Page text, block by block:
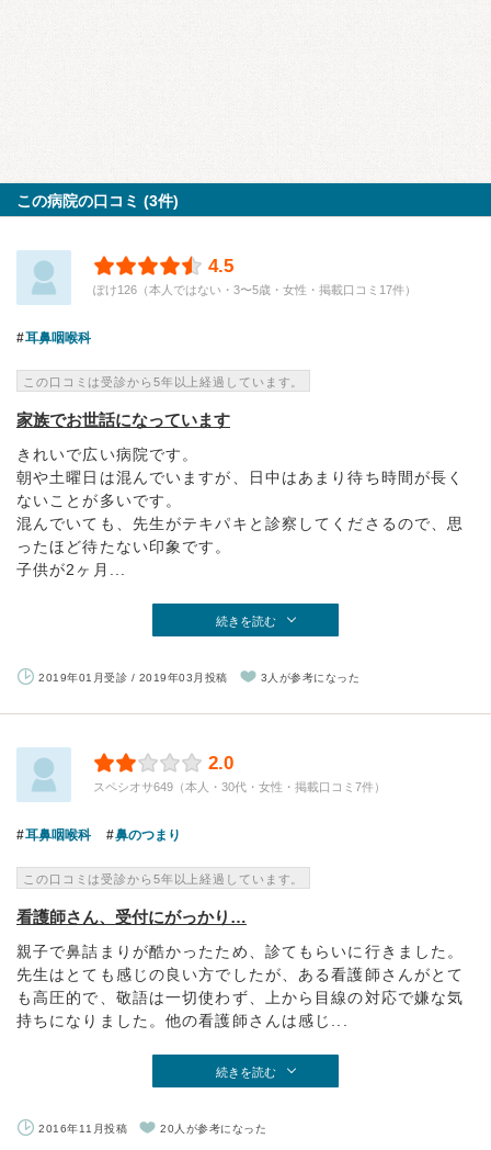
この病院の口コミ (3件)
4.5
ぽけ126（本人ではない・3〜5歳・女性・掲載口コミ17件）
耳鼻咽喉科
この口コミは受診から5年以上経過しています。
家族でお世話になっています
きれいで広い病院です。
朝や土曜日は混んでいますが、日中はあまり待ち時間が長く
ないことが多いです。
混んでいても、先生がテキパキと診察してくださるので、思
ったほど待たない印象です。
子供が2ヶ月...
続きを読む
2019年01月受診 / 2019年03月投稿 3人が参考になった
2.0
スペシオサ649（本人・30代・女性・掲載口コミ7件）
耳鼻咽喉科 鼻のつまり
この口コミは受診から5年以上経過しています。
看護師さん、受付にがっかり…
親子で鼻詰まりが酷かったため、診てもらいに行きました。
先生はとても感じの良い方でしたが、ある看護師さんがとて
も高圧的で、敬語は一切使わず、上から目線の対応で嫌な気
持ちになりました。他の看護師さんは感じ...
続きを読む
2016年11月投稿 20人が参考になった